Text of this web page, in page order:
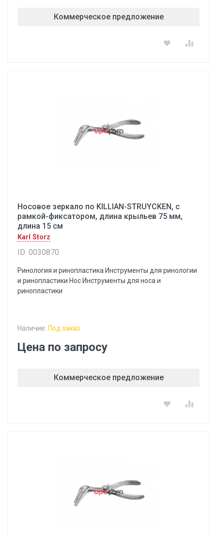
Коммерческое предложение
Носовое зеркало по KILLIAN-STRUYCKEN, с
рамкой-фиксатором, длина крыльев 75 мм,
длина 15 см
Karl Storz
ID: 0030870
Ринология и ринопластика Инструменты для ринологии
и ринопластики Hoc Инструменты для носа и
ринопластики
Наличие: Под заказ
Цена по запросу
Коммерческое предложение